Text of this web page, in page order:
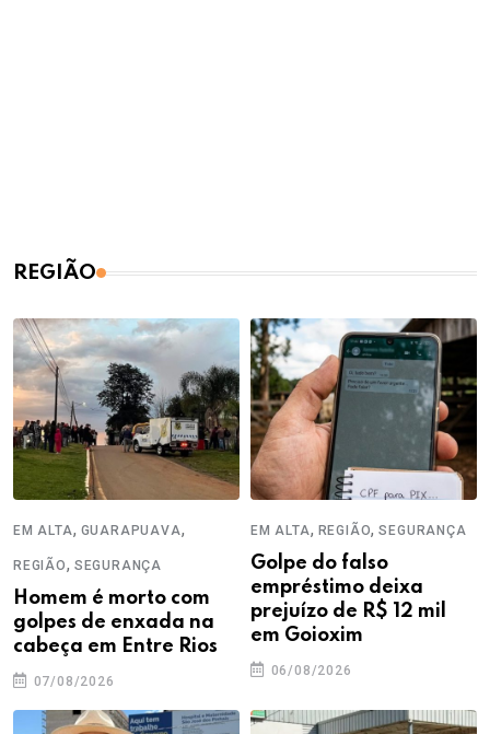
REGIÃO
EM ALTA, GUARAPUAVA,
REGIÃO, SEGURANÇA
Homem é morto com
golpes de enxada na
cabeça em Entre Rios
07/08/2026
EM ALTA, REGIÃO,SEGURANÇA
Golpe do falso
empréstimo deixa
prejuízo de R$ 12 mil
em Goioxim
06/08/2026